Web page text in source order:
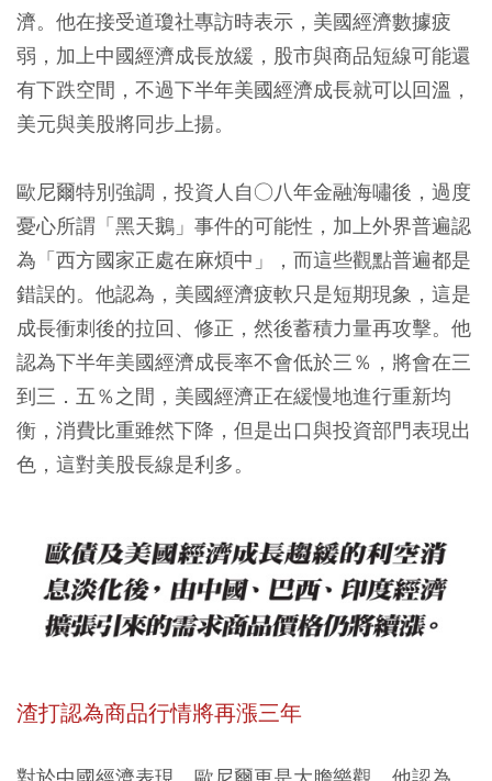
濟。他在接受道瓊社專訪時表示，美國經濟數據疲
弱，加上中國經濟成長放緩，股市與商品短線可能還
有下跌空間，不過下半年美國經濟成長就可以回溫，
美元與美股將同步上揚。
歐尼爾特別強調，投資人自○八年金融海嘯後，過度
憂心所謂「黑天鵝」事件的可能性，加上外界普遍認
為「西方國家正處在麻煩中」，而這些觀點普遍都是
錯誤的。他認為，美國經濟疲軟只是短期現象，這是
成長衝刺後的拉回、修正，然後蓄積力量再攻擊。他
認為下半年美國經濟成長率不會低於三％，將會在三
到三．五％之間，美國經濟正在緩慢地進行重新均
衡，消費比重雖然下降，但是出口與投資部門表現出
色，這對美股長線是利多。
渣打認為商品行情將再漲三年